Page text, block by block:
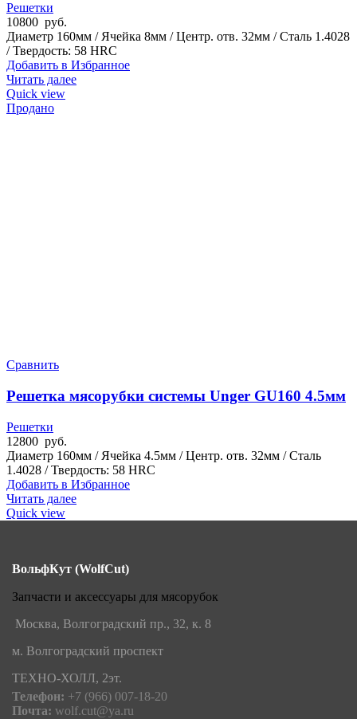
Решетки
10800 руб.
Диаметр 160мм / Ячейка 8мм / Центр. отв. 32мм / Сталь 1.4028
/ Твердость: 58 HRC
Добавить в Избранное
Читать далее
Quick view
Продано
Сравнить
Решетка мясорубки системы Unger GU160 4.5мм
Решетки
12800 руб.
Диаметр 160мм / Ячейка 4.5мм / Центр. отв. 32мм / Сталь
1.4028 / Твердость: 58 HRC
Добавить в Избранное
Читать далее
Quick view
ВольфКут (WolfCut)
Запчасти и аксессуары для мясорубок
Москва, Волгоградский пр., 32, к. 8
м. Волгоградский проспект
ТЕХНО-ХОЛЛ, 2эт.
Телефон: +7 (966) 007-18-20
Почта: wolf.cut@ya.ru